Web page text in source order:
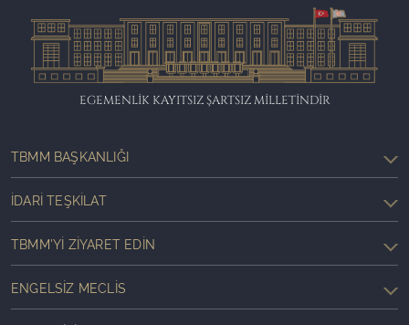
EGEMENLİK KAYITSIZ ŞARTSIZ MİLLETİNDİR
TBMM BAŞKANLIĞI
İDARI TEŞKILAT
TBMM'YI ZIYARET EDIN
ENGELSIZ MECLIS